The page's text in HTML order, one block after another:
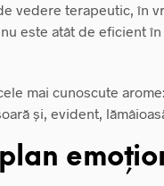
vedere terapeutic, în
este atât de eficient
mai cunoscute
și, evident,